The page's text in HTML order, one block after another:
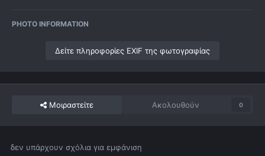
PHOTO INFORMATION
Δείτε πληροφορίες EXIF της φωτογραφίας
Μοιραστείτε Ακολουθούν 0
δεν υπάρχουν σχόλια για εμφάνιση